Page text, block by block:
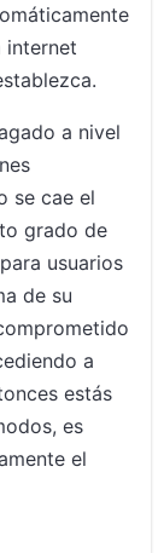
internet
a nivel
se cae el
grado de
usuarios
de su
a
estás
es
el